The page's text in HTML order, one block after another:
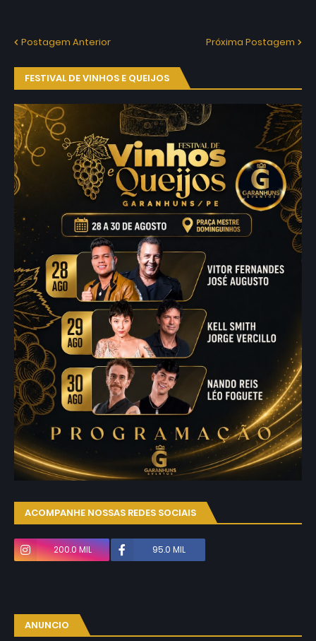
Postagem Anterior Próxima Postagem
FESTIVAL DE VINHOS E QUEIJOS
ACOMPANHE NOSSAS REDES SOCIAIS
200.0 MIL 95.0 MIL
ANUNCIO